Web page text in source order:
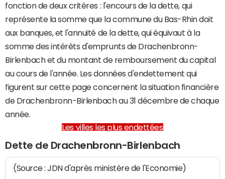
fonction de deux critères : l'encours de la dette, qui
représente la somme que la commune du Bas-Rhin doit
aux banques, et l'annuité de la dette, qui équivaut à la
somme des intérêts d'emprunts de Drachenbronn-
Birlenbach et du montant de remboursement du capital
au cours de l'année. Les données d'endettement qui
figurent sur cette page concernent la situation financière
de Drachenbronn-Birlenbach au 31 décembre de chaque
année.
Les villes les plus endettées
Dette de Drachenbronn-Birlenbach
(Source : JDN d'après ministère de l'Economie)